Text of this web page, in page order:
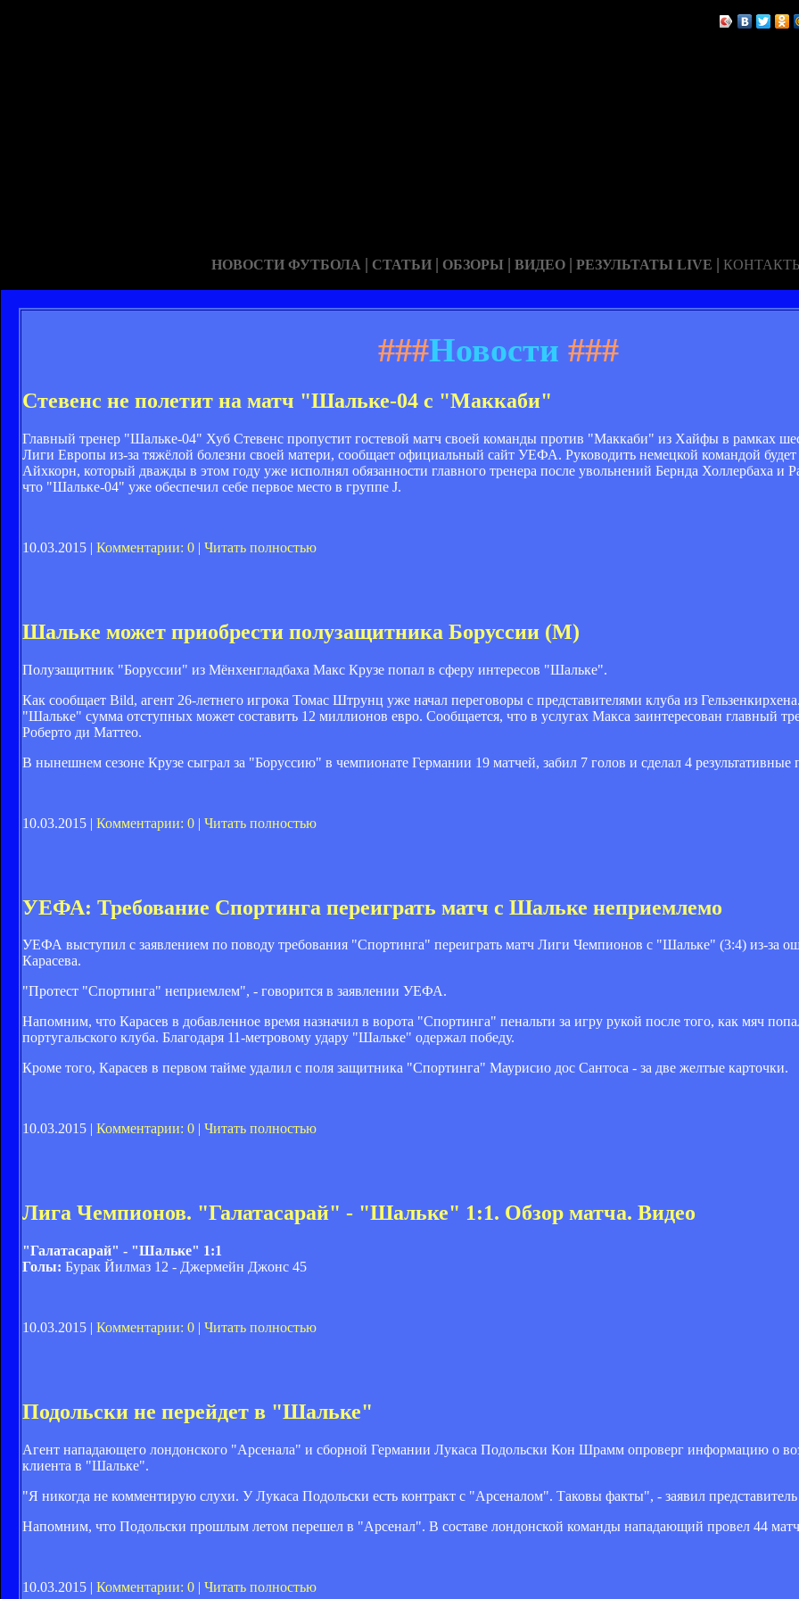
НОВОСТИ ФУТБОЛА | СТАТЬИ | ОБЗОРЫ | ВИДЕО | РЕЗУЛЬТАТЫ LIVE |
###Новости ###
Стевенс не полетит на матч "Шальке-04 с "Маккаби"
Главный тренер "Шальке-04" Хуб Стевенс пропустит гостевой матч своей команды против "Маккаби" из Хайфы в рамках
Лиги Европы из-за тяжёлой болезни своей матери, сообщает официальный сайт УЕФА. Руководить немецкой командой будет
Айхкорн, который дважды в этом году уже исполнял обязанности главного тренера после увольнений Бернда Холлербаха и
что "Шальке-04" уже обеспечил себе первое место в группе J.
10.03.2015 | Комментарии: 0 | Читать полностью
Шальке может приобрести полузащитника Боруссии (М)
Полузащитник "Боруссии" из Мёнхенгладбаха Макс Крузе попал в сферу интересов "Шальке".
Как сообщает Bild, агент 26-летнего игрока Томас Штрунц уже начал переговоры с представителями клуба из
"Шальке" сумма отступных может составить 12 миллионов евро. Сообщается, что в услугах Макса заинтересован главный
Роберто ди Маттео.
В нынешнем сезоне Крузе сыграл за "Боруссию" в чемпионате Германии 19 матчей, забил 7 голов и сделал 4 результативные
10.03.2015 | Комментарии: 0 | Читать полностью
УЕФА: Требование Спортинга переиграть матч с Шальке неприемлемо
УЕФА выступил с заявлением по поводу требования "Спортинга" переиграть матч Лиги Чемпионов с "Шальке" (3:4) из-за
Карасева.
"Протест "Спортинга" неприемлем", - говорится в заявлении УЕФА.
Напомним, что Карасев в добавленное время назначил в ворота "Спортинга" пенальти за игру рукой после того, как мяч
португальского клуба. Благодаря 11-метровому удару "Шальке" одержал победу.
Кроме того, Карасев в первом тайме удалил с поля защитника "Спортинга" Маурисио дос Сантоса - за две желтые карточки.
10.03.2015 | Комментарии: 0 | Читать полностью
Лига Чемпионов. "Галатасарай" - "Шальке" 1:1. Обзор матча. Видео
"Галатасарай" - "Шальке" 1:1
Голы: Бурак Йилмаз 12 - Джермейн Джонс 45
10.03.2015 | Комментарии: 0 | Читать полностью
Подольски не перейдет в "Шальке"
Агент нападающего лондонского "Арсенала" и сборной Германии Лукаса Подольски Кон Шрамм опроверг информацию о
клиента в "Шальке".
"Я никогда не комментирую слухи. У Лукаса Подольски есть контракт с "Арсеналом". Таковы факты", - заявил
Напомним, что Подольски прошлым летом перешел в "Арсенал". В составе лондонской команды нападающий провел 44
10.03.2015 | Комментарии: 0 | Читать полностью